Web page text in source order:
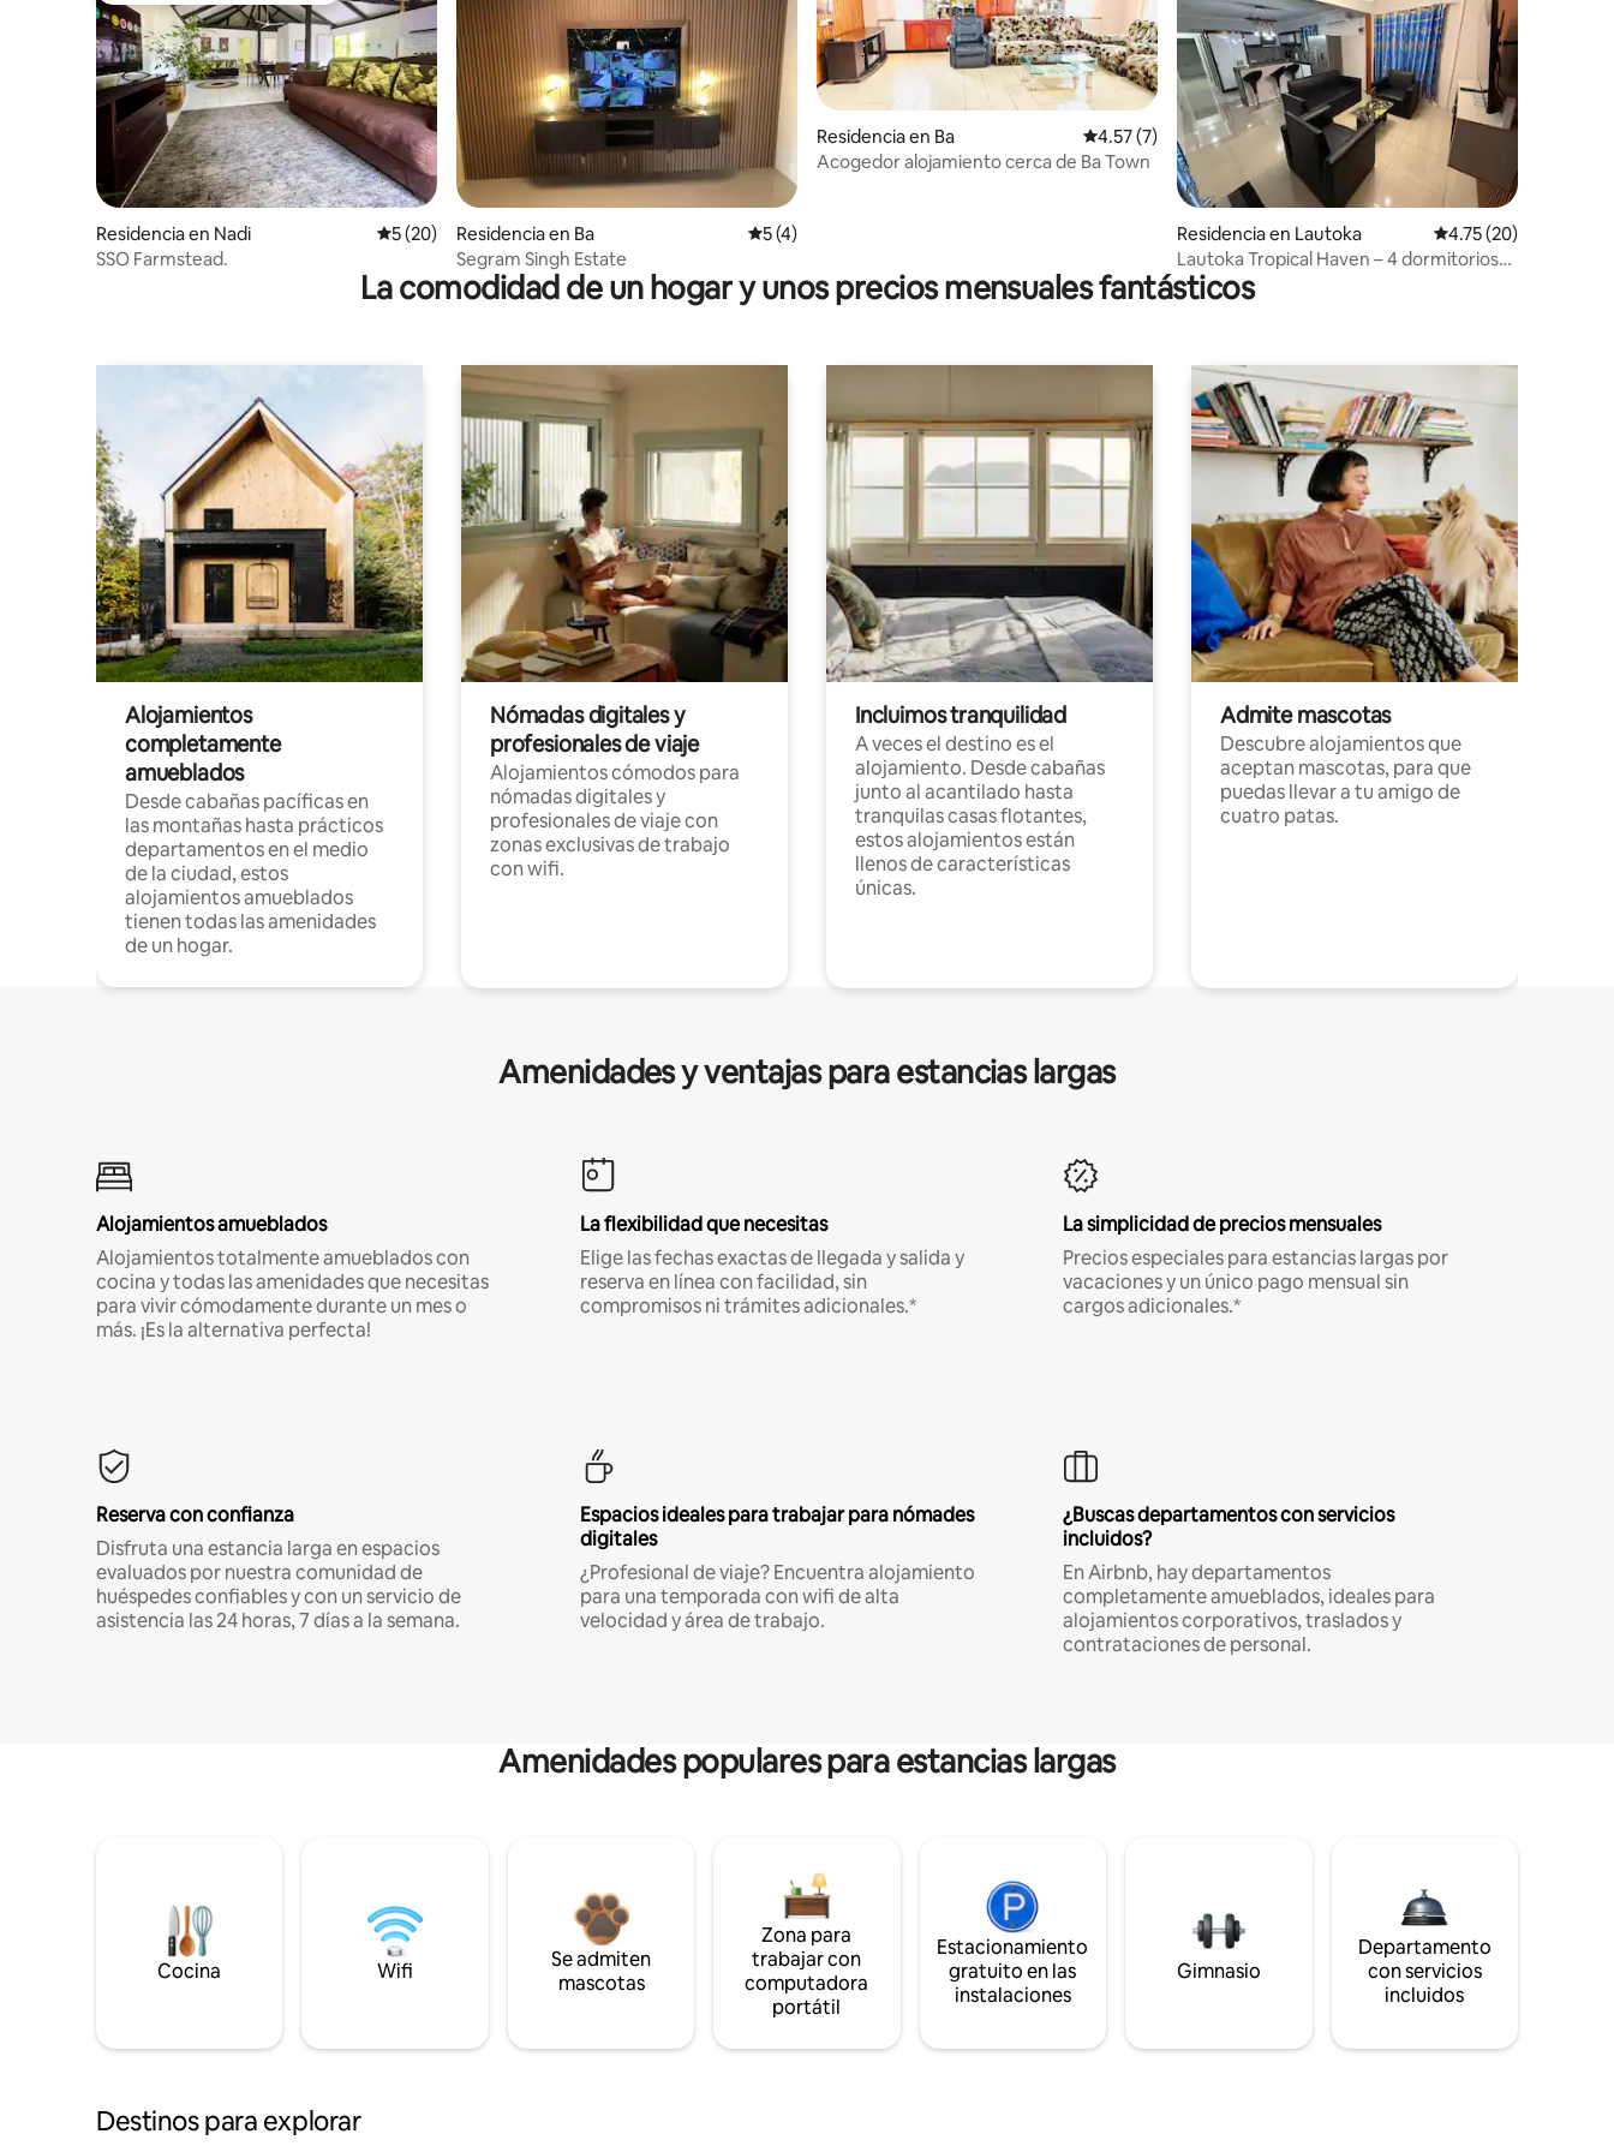
Residencia en Nadi Calificación promedio: 5 de 5; 20 evaluaciones
5 (20)
SSO Farmstead.
Residencia en Ba Calificación promedio: 5 de 5; 4 evaluaciones
5 (4)
Segram Singh Estate
Residencia en Ba Calificación promedio: 4.57 de 5; 7 evaluaciones
4.57 (7)
Acogedor alojamiento cerca de Ba Town
Residencia en Lautoka Calificación
4.75 (20)
Lautoka Tropical Haven – 4 dormitorios
con vistas increíbles
La comodidad de un hogar y unos precios mensuales fantásticos
Alojamientos
completamente
amueblados
Desde cabañas pacíficas en
las montañas hasta prácticos
departamentos en el medio
de la ciudad, estos
alojamientos amueblados
tienen todas las amenidades
de un hogar.
Nómadas digitales y
profesionales de viaje
Alojamientos cómodos para
nómadas digitales y
profesionales de viaje con
zonas exclusivas de trabajo
con wifi.
Incluimos tranquilidad
A veces el destino es el
alojamiento. Desde cabañas
junto al acantilado hasta
tranquilas casas flotantes,
estos alojamientos están
llenos de características
únicas.
Admite mascotas
Descubre alojamientos que
aceptan mascotas, para que
puedas llevar a tu amigo de
cuatro patas.
Amenidades y ventajas para estancias largas
Alojamientos amueblados
Alojamientos totalmente amueblados con
cocina y todas las amenidades que necesitas
para vivir cómodamente durante un mes o
más. ¡Es la alternativa perfecta!
La flexibilidad que necesitas
Elige las fechas exactas de llegada y salida y
reserva en línea con facilidad, sin
compromisos ni trámites adicionales.*
La simplicidad de precios mensuales
Precios especiales para estancias largas por
vacaciones y un único pago mensual sin
cargos adicionales.*
Reserva con confianza
Disfruta una estancia larga en espacios
evaluados por nuestra comunidad de
huéspedes confiables y con un servicio de
asistencia las 24 horas, 7 días a la semana.
Espacios ideales para trabajar para nómades
digitales
¿Profesional de viaje? Encuentra alojamiento
para una temporada con wifi de alta
velocidad y área de trabajo.
¿Buscas departamentos con servicios
incluidos?
En Airbnb, hay departamentos
completamente amueblados, ideales para
alojamientos corporativos, traslados y
contrataciones de personal.
Amenidades populares para estancias largas
Cocina Wifi
Se admiten
mascotas
Zona para
trabajar con
computadora
portátil
Estacionamiento
gratuito en las
instalaciones
Gimnasio
Departamento
con servicios
incluidos
Destinos para explorar